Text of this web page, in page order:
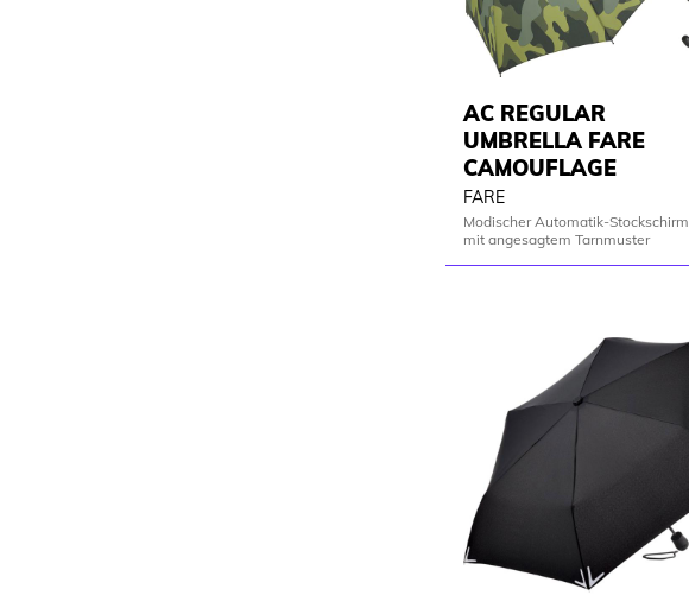
AC REGULAR
UMBRELLA FARE
CAMOUFLAGE
FARE
Modischer Automatik-Stockschirm
mit angesagtem Tarnmuster